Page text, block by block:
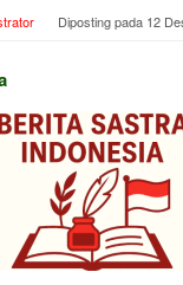
Diposting pada 12